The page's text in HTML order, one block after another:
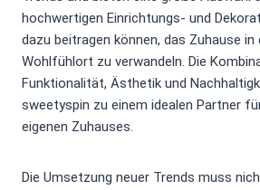
hochwertigen Einrichtungs- und
dazu beitragen können, das Zuhause in
Wohlfühlort zu verwandeln. Die
Funktionalität, Ästhetik und
sweetyspin zu einem idealen Partner
eigenen Zuhauses.
Die Umsetzung neuer Trends muss